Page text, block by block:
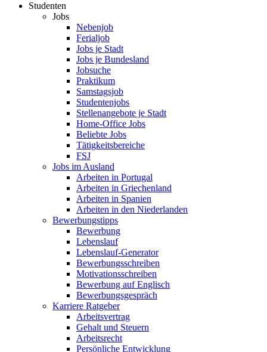
Studenten
Jobs
Nebenjob
Ferialjob
Jobs je Stadt
Jobs je Bundesland
Jobsuche
Praktikum
Samstagsjob
Studentenjobs
Stellenangebote je Stadt
Home-Office Jobs
Beliebte Jobs
Tätigkeitsbereiche
FSJ
Jobs im Ausland
Arbeiten in Portugal
Arbeiten in Griechenland
Arbeiten in Spanien
Arbeiten in den Niederlanden
Bewerbungstipps
Bewerbung
Lebenslauf
Lebenslauf-Generator
Bewerbungsschreiben
Motivationsschreiben
Bewerbung auf Englisch
Bewerbungsgespräch
Karriere Ratgeber
Arbeitsvertrag
Gehalt und Steuern
Arbeitsrecht
Persönliche Entwicklung